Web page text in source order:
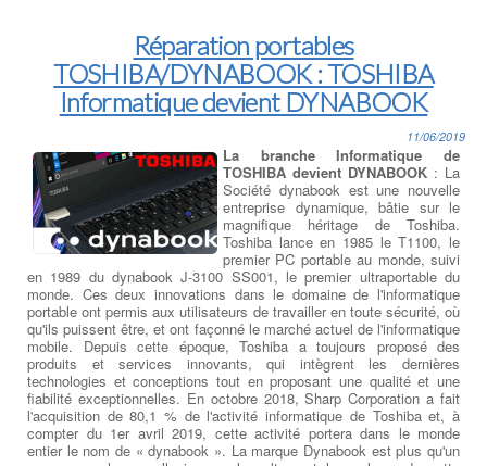
Réparation portables
TOSHIBA/DYNABOOK : TOSHIBA
Informatique devient DYNABOOK
11/06/2019
La branche Informatique de
TOSHIBA devient DYNABOOK : La
Société dynabook est une nouvelle
entreprise dynamique, bâtie sur le
magnifique héritage de Toshiba.
Toshiba lance en 1985 le T1100, le
premier PC portable au monde, suivi
en 1989 du dynabook J-3100 SS001, le premier ultraportable du
monde. Ces deux innovations dans le domaine de l'informatique
portable ont permis aux utilisateurs de travailler en toute sécurité, où
qu'ils puissent être, et ont façonné le marché actuel de l'informatique
mobile. Depuis cette époque, Toshiba a toujours proposé des
produits et services innovants, qui intègrent les dernières
technologies et conceptions tout en proposant une qualité et une
fiabilité exceptionnelles. En octobre 2018, Sharp Corporation a fait
l'acquisition de 80,1 % de l'activité informatique de Toshiba et, à
compter du 1er avril 2019, cette activité portera dans le monde
entier le nom de « dynabook ». La marque Dynabook est plus qu'un